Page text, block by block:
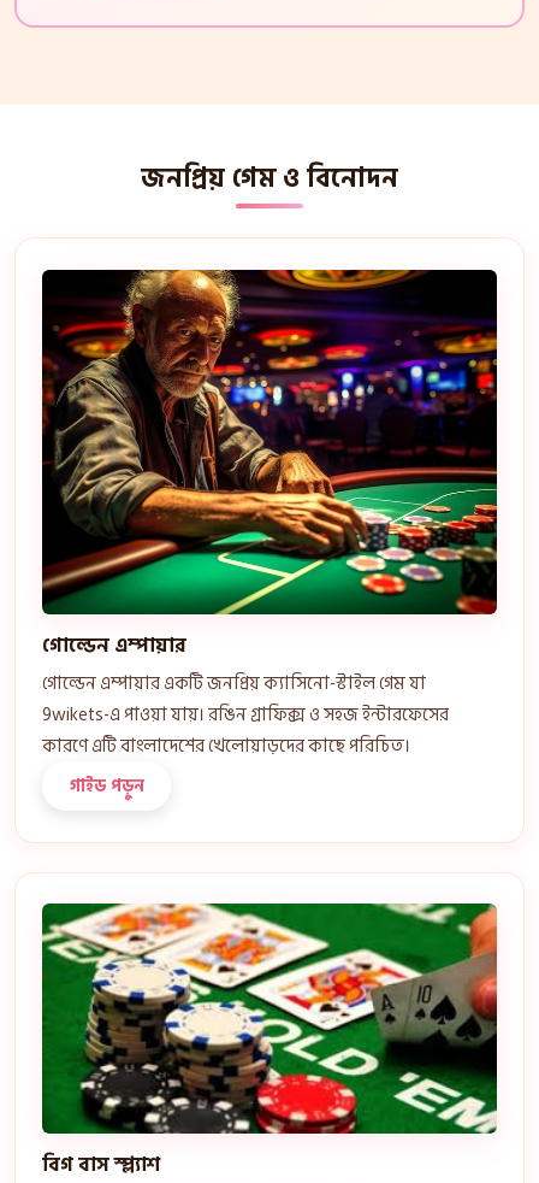
জনপ্রিয় গেম ও বিনোদন
গোল্ডেন এম্পায়ার
গোল্ডেন এম্পায়ার একটি জনপ্রিয় ক্যাসিনো-স্টাইল গেম যা
9wikets-এ পাওয়া যায়। রঙিন গ্রাফিক্স ও সহজ ইন্টারফেসের
কারণে এটি বাংলাদেশের খেলোয়াড়দের কাছে পরিচিত।
গাইড পড়ুন
বিগ বাস স্প্ল্যাশ